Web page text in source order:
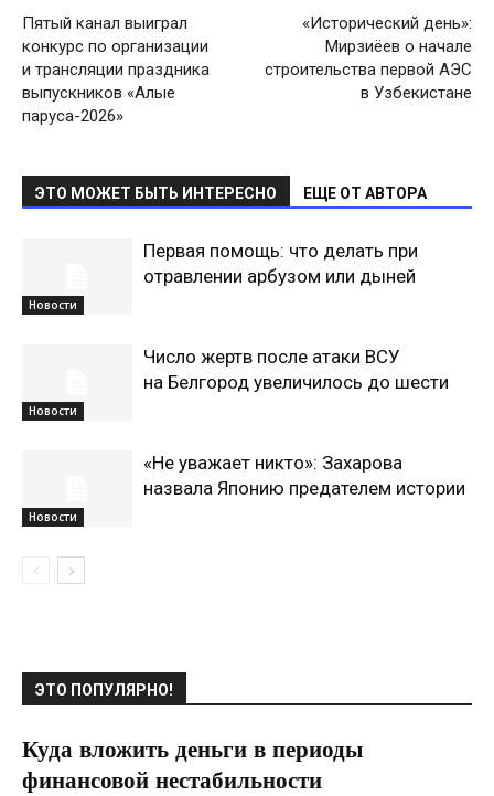
Пятый канал выиграл
конкурс по организации
и трансляции праздника
выпускников «Алые
паруса-2026»
«Исторический день»:
Мирзиёев о начале
строительства первой АЭС
в Узбекистане
ЭТО МОЖЕТ БЫТЬ ИНТЕРЕСНО ЕЩЕ ОТ АВТОРА
Новости
Первая помощь: что делать при
отравлении арбузом или дыней
Новости
Число жертв после атаки ВСУ
на Белгород увеличилось до шести
Новости
«Не уважает никто»: Захарова
назвала Японию предателем истории
ЭТО ПОПУЛЯРНО!
Куда вложить деньги в периоды
финансовой нестабильности
22.12.2019